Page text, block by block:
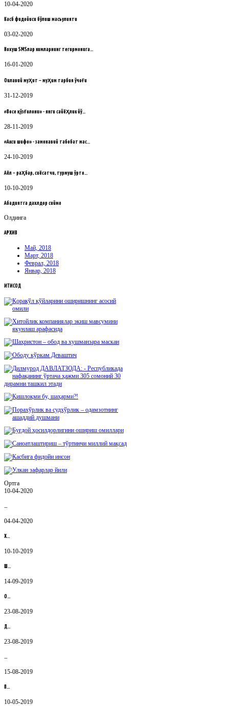
10-04-2020
Касб фидойиси бўлиш масъулияти
03-02-2020
Нохуш SMSлар кимларнинг тегирмонига…
16-01-2020
Оилавий муҳит – муҳим тарбия ўчоғи
31-12-2019
«Восе қўзғолони» - янги сайёҳлик йў…
28-11-2019
«Акси шифо» - замонавий табобат мас…
24-10-2019
Аёл – раҳбар, сиёсатчи, турмуш ўрто…
10-10-2019
Абадиятга дахлдор сиймо
Олдинга
АРХИВ
Май, 2018
Март, 2018
Феврал, 2018
Январ, 2018
ИҚТИСОД
Ортга
10-04-2020
Қ…
04-04-2020
Х…
10-10-2019
Ш…
14-09-2019
О…
23-08-2019
Д…
23-08-2019
15-08-2019
П…
10-05-2019